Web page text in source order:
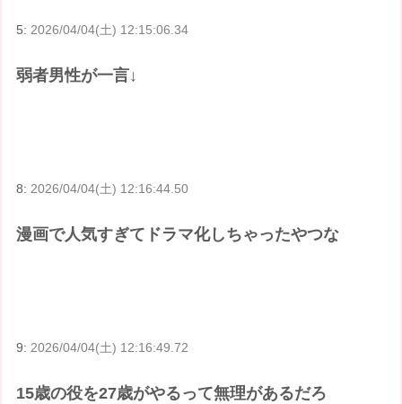
5: 2026/04/04(土) 12:15:06.34
弱者男性が一言↓
8: 2026/04/04(土) 12:16:44.50
漫画で人気すぎてドラマ化しちゃったやつな
9:2026/04/04(土) 12:16:49.72
15歳の役を27歳がやるって無理があるだろ